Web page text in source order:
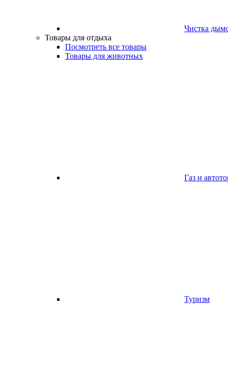
Чистка
Товары для отдыха
Посмотреть все товары
Товары для животных
Газ и
Туризм